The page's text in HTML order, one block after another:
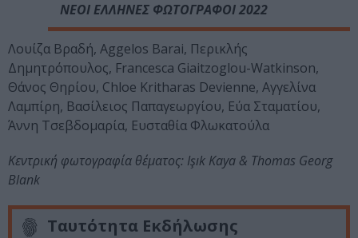
ΝΕΟΙ ΕΛΛΗΝΕΣ ΦΩΤΟΓΡΑΦΟΙ 2022
Λουίζα Βραδή, Aggelos Barai, Περικλής
Δημητρόπουλος, Francesca Giaitzoglou-Watkinson,
Θάνος Θηρίου, Chloe Kritharas Devienne, Αγγελίνα
Λαμπίρη, Βασίλειος Παπαγεωργίου, Εύα Σταματίου,
Άννη Τσεβδομαρία, Ευσταθία Φλωκατούλα
Κεντρική φωτογραφία θέματος: Işık Kaya & Thomas Georg
Blank
Ταυτότητα Εκδήλωσης